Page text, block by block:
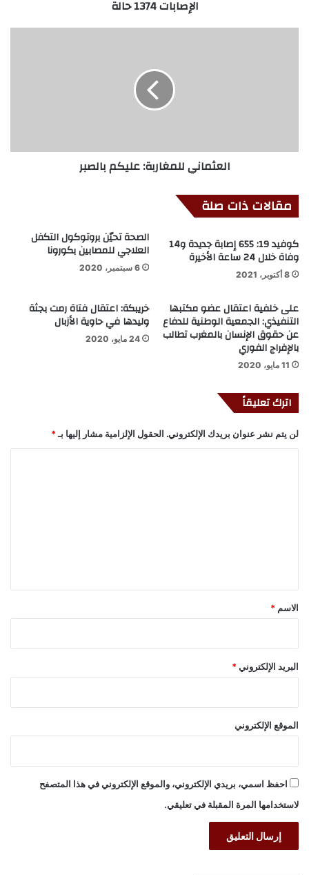
الإصابات 1374 حالة
العثماني للمغاربة: عليكم بالصبر
مقالات ذات صلة
كوفيد 19: 655 إصابة جديدة و14
وفاة خلال 24 ساعة الأخيرة
8 أكتوبر، 2021
الصحة تحيّن بروتوكول التكفل
العلاجي للمصابين بكورونا
6 سبتمبر، 2020
على خلفية اعتقال عضو مكتبها
التنفيذي: الجمعية الوطنية للدفاع
عن حقوق الإنسان بالمغرب تطالب
بالإفراج الفوري
11 مايو، 2020
خريبكة: اعتقال فتاة رمت بجثة
وليدها في حاوية الأزبال
24 مايو، 2020
اترك تعليقاً
لن يتم نشر عنوان بريدك الإلكتروني. الحقول الإلزامية مشار إليها بـ *
*
الاسم *
البريد الإلكتروني *
الموقع الإلكتروني
احفظ اسمي، بريدي الإلكتروني، والموقع الإلكتروني في هذا المتصفح
لاستخدامها المرة المقبلة في تعليقي.